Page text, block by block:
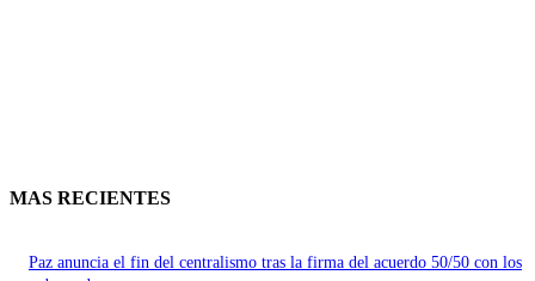
MAS RECIENTES
Paz anuncia el fin del centralismo tras la firma del acuerdo 50/50 con los